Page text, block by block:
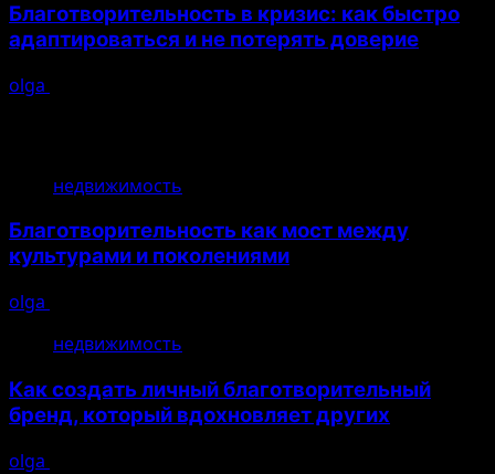
Благотворительность в кризис: как быстро
адаптироваться и не потерять доверие
olga
недвижимость
Благотворительность как мост между
культурами и поколениями
olga
недвижимость
Как создать личный благотворительный
бренд, который вдохновляет других
olga